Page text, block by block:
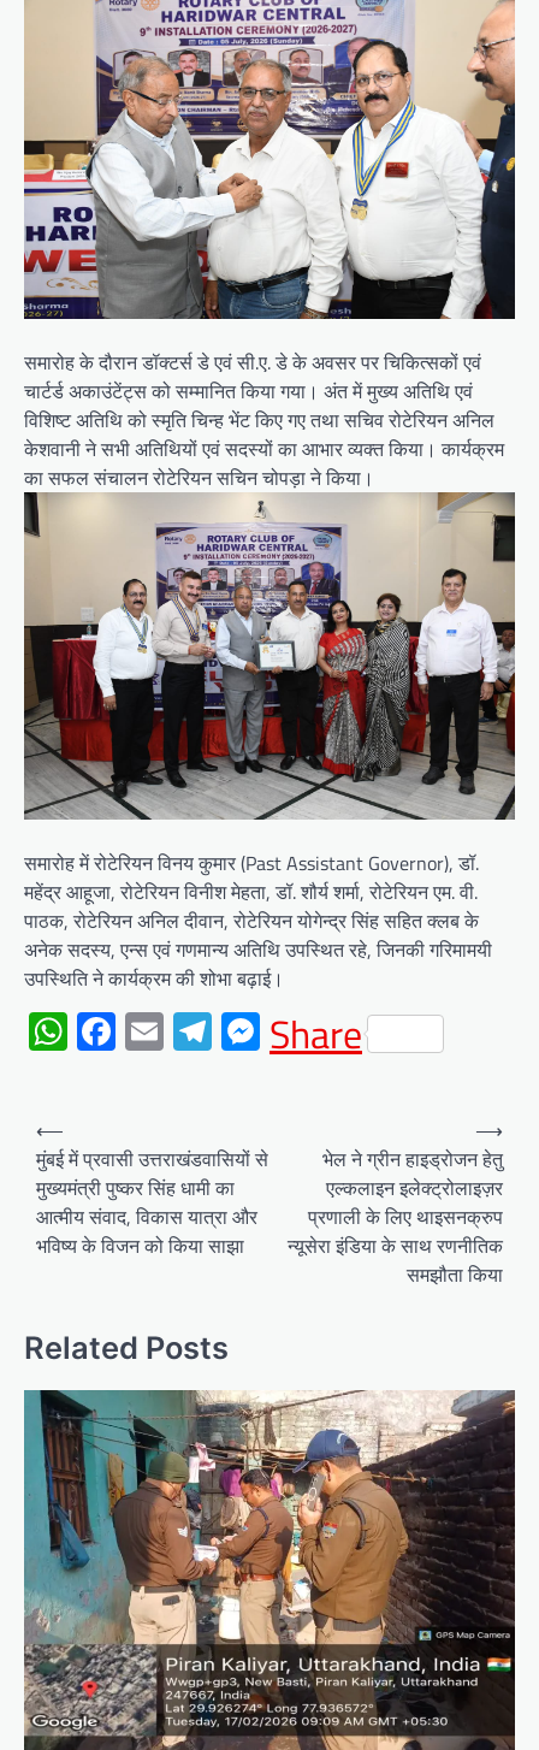
समारोह के दौरान डॉक्टर्स डे एवं सी.ए. डे के अवसर पर चिकित्सकों एवं
चार्टर्ड अकाउंटेंट्स को सम्मानित किया गया। अंत में मुख्य अतिथि एवं
विशिष्ट अतिथि को स्मृति चिन्ह भेंट किए गए तथा सचिव रोटेरियन अनिल
केशवानी ने सभी अतिथियों एवं सदस्यों का आभार व्यक्त किया। कार्यक्रम
का सफल संचालन रोटेरियन सचिन चोपड़ा ने किया।
समारोह में रोटेरियन विनय कुमार (Past Assistant Governor), डॉ.
महेंद्र आहूजा, रोटेरियन विनीश मेहता, डॉ. शौर्य शर्मा, रोटेरियन एम. वी.
पाठक, रोटेरियन अनिल दीवान, रोटेरियन योगेन्द्र सिंह सहित क्लब के
अनेक सदस्य, एन्स एवं गणमान्य अतिथि उपस्थित रहे, जिनकी गरिमामयी
उपस्थिति ने कार्यक्रम की शोभा बढ़ाई।
WhatsApp
Facebook
EmailTelegram
Messenger
Share
Post
navigation
⟵
मुंबई में प्रवासी उत्तराखंडवासियों से
मुख्यमंत्री पुष्कर सिंह धामी का
आत्मीय संवाद, विकास यात्रा और
भविष्य के विजन को किया साझा
भेल ने ग्रीन हाइड्रोजन हेतु
एल्कलाइन इलेक्ट्रोलाइज़र
प्रणाली के लिए थाइसनक्रुप
न्यूसेरा इंडिया के साथ रणनीतिक
समझौता किया
⟶
Related Posts